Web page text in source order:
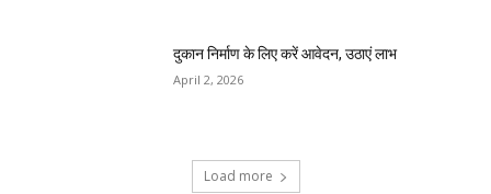
दुकान निर्माण के लिए करें आवेदन, उठाएं लाभ
April 2, 2026
Load more